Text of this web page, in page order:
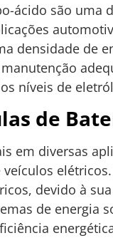
ácido são uma
densidade de
níveis de
de
em diversas
devido à
de energia